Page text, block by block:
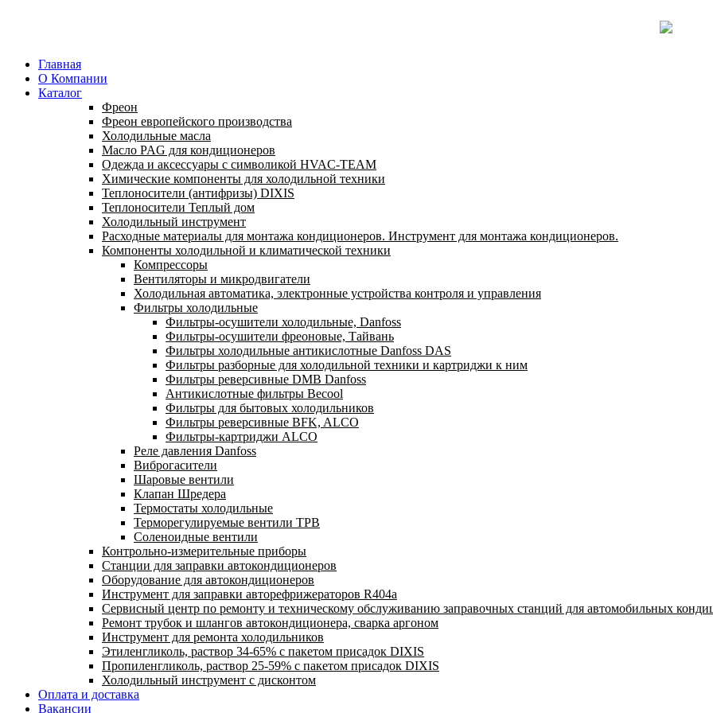
Главная
О Компании
Каталог
Фреон
Фреон европейского производства
Холодильные масла
Масло PAG для кондиционеров
Одежда и аксессуары с символикой HVAC-TEAM
Химические компоненты для холодильной техники
Теплоносители (антифризы) DIXIS
Теплоносители Теплый дом
Холодильный инструмент
Расходные материалы для монтажа кондиционеров. Инструмент для монтажа кондиционеров.
Компоненты холодильной и климатической техники
Компрессоры
Вентиляторы и микродвигатели
Холодильная автоматика, электронные устройства контроля и управления
Фильтры холодильные
Фильтры-осушители холодильные, Danfoss
Фильтры-осушители фреоновые, Тайвань
Фильтры холодильные антикислотные Danfoss DAS
Фильтры разборные для холодильной техники и картриджи к ним
Фильтры реверсивные DMB Danfoss
Антикислотные фильтры Becool
Фильтры для бытовых холодильников
Фильтры реверсивные BFK, ALCO
Фильтры-картриджи ALCO
Реле давления Danfoss
Виброгасители
Шаровые вентили
Клапан Шредера
Термостаты холодильные
Терморегулируемые вентили ТРВ
Соленоидные вентили
Контрольно-измерительные приборы
Станции для заправки автокондиционеров
Оборудование для автокондиционеров
Инструмент для заправки авторефрижераторов R404a
Сервисный центр по ремонту и техническому обслуживанию заправочных станций для автомобильных
Ремонт трубок и шлангов автокондиционера, сварка аргоном
Инструмент для ремонта холодильников
Этиленгликоль, раствор 34-65% с пакетом присадок DIXIS
Пропиленгликоль, раствор 25-59% с пакетом присадок DIXIS
Холодильный инструмент с дисконтом
Оплата и доставка
Вакансии